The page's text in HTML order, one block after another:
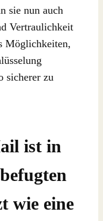
sie nun auch
Vertraulichkeit
Möglichkeiten,
sicherer zu
ist in
wie eine